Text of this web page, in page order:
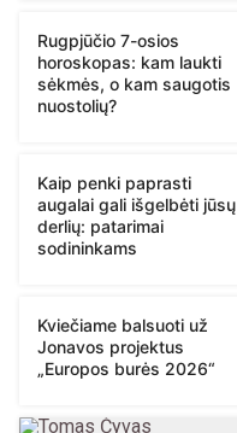
Rugpjūčio 7-osios
horoskopas: kam laukti
sėkmės, o kam saugotis
nuostolių?
Kaip penki paprasti
augalai gali išgelbėti jūsų
derlių: patarimai
sodininkams
Kviečiame balsuoti už
Jonavos projektus
„Europos burės 2026“